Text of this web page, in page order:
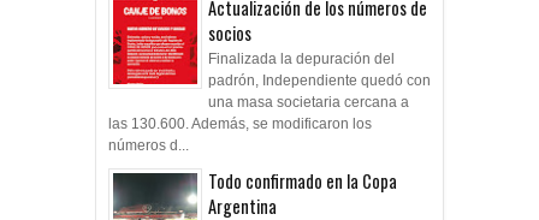
Actualización de los números de
socios
Finalizada la depuración del
padrón, Independiente quedó con
una masa societaria cercana a
las 130.600. Además, se modificaron los
números d...
Todo confirmado en la Copa
Argentina